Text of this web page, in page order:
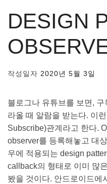
DESIGN
작성일자 2020년 5월 3일
블로그나 유튜브를 보면,
라올 때 알람을 받는다. 이
Subscribe)관계라고 한다.
observer를 등록해놓고 대
우에 적용되는 design
callback의 형태로 이미 많
봤을 것이다. 안드로이드에